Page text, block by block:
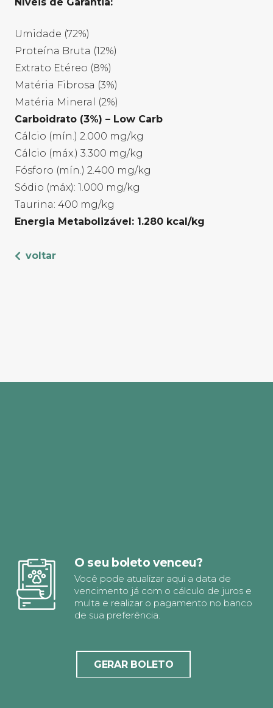
Umidade (72%)
Proteína Bruta (12%)
Extrato Etéreo (8%)
Matéria Fibrosa (3%)
Matéria Mineral (2%)
Carboidrato (3%) – Low Carb
Cálcio (mín.) 2.000 mg/kg
Cálcio (máx.) 3.300 mg/kg
Fósforo (mín.) 2.400 mg/kg
Sódio (máx): 1.000 mg/kg
Taurina: 400 mg/kg
Energia Metabolizável: 1.280 kcal/kg
voltar
O seu boleto venceu?
Você pode atualizar aqui a data de
vencimento já com o cálculo de juros e
multa e realizar o pagamento no banco
de sua preferência.
GERAR BOLETO